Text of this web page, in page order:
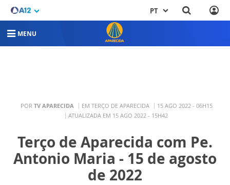
PT
MENU
POR TV APARECIDA EM TERÇO DE APARECIDA
15 AGO 2022 - 06H15
ATUALIZADA EM 15 AGO 2022 - 15H42
Terço de Aparecida com Pe.
Antonio Maria - 15 de agosto
de 2022